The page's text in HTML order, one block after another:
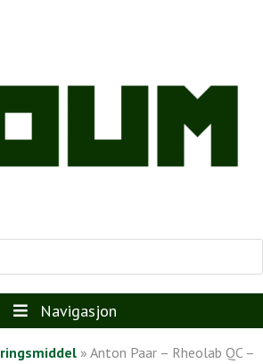
Navigasjon
» Anton Paar – Rheolab QC –